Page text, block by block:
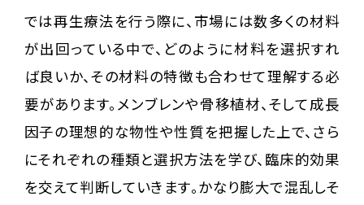
では再生療法を行う際に、市場には数多くの材料
が出回っている中で、どのように材料を選択すれ
ば良いか、その材料の特徴も合わせて理解する必
要があります。メンブレンや骨移植材、そして成長
因子の理想的な物性や性質を把握した上で、さら
にそれぞれの種類と選択方法を学び、臨床的効果
を交えて判断していきます。かなり膨大で混乱しそ